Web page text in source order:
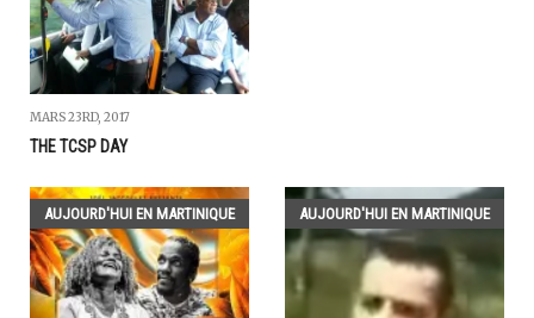
MARS 23RD, 2017
THE TCSP DAY
AUJOURD'HUI EN MARTINIQUE AUJOURD'HUI EN MARTINIQUE